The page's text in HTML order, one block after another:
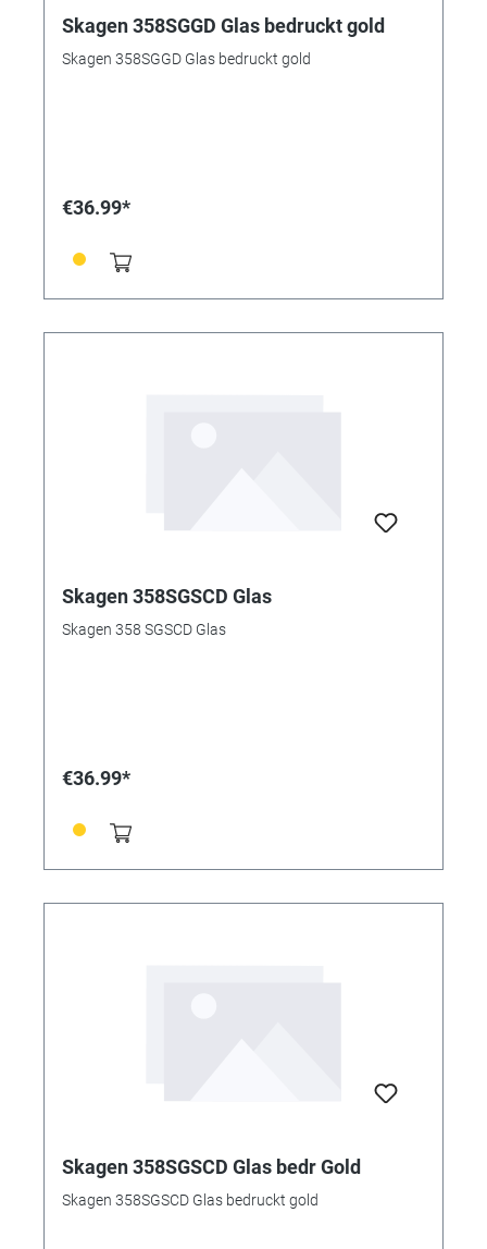
Skagen 358SGGD Glas bedruckt gold
Skagen 358SGGD Glas bedruckt gold
€36.99*
Skagen 358SGSCD Glas
Skagen 358 SGSCD Glas
€36.99*
Skagen 358SGSCD Glas bedr Gold
Skagen 358SGSCD Glas bedruckt gold